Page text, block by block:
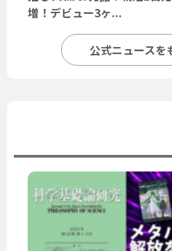
増！デビュー3ヶ...
公式ニュースを